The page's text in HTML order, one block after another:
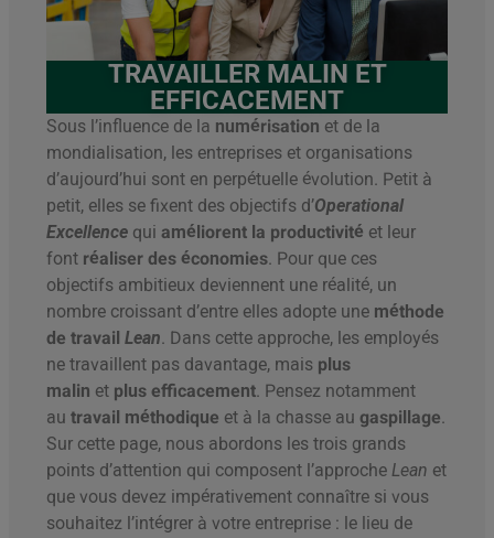
TRAVAILLER MALIN ET
EFFICACEMENT
Sous l’influence de la numérisation et de la
mondialisation, les entreprises et organisations
d’aujourd’hui sont en perpétuelle évolution. Petit à
petit, elles se fixent des objectifs d’Operational
Excellence qui améliorent la productivité et leur
font réaliser des économies. Pour que ces
objectifs ambitieux deviennent une réalité, un
nombre croissant d’entre elles adopte une méthode
de travail Lean. Dans cette approche, les employés
ne travaillent pas davantage, mais plus
malin et plus efficacement. Pensez notamment
au travail méthodique et à la chasse au gaspillage.
Sur cette page, nous abordons les trois grands
points d’attention qui composent l’approche Lean et
que vous devez impérativement connaître si vous
souhaitez l’intégrer à votre entreprise : le lieu de